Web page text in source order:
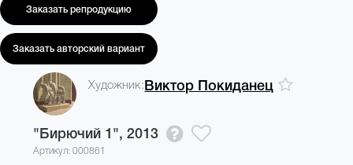
Заказать репродукцию
Заказать авторский вариант
Художник: Виктор Покиданец
"Бирючий 1", 2013
Артикул: 000861